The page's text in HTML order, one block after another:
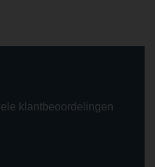
klantbeoordelingen